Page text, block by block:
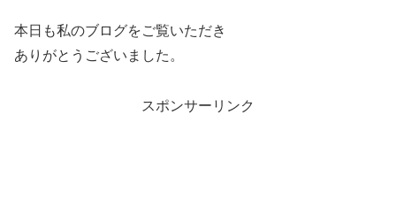
本日も私のブログをご覧いただき
ありがとうございました。
スポンサーリンク